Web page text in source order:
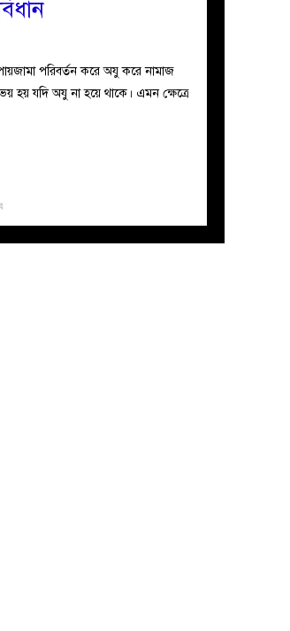
পরিবর্তন করে অযু করে নামাজ
হয় যদি অযু না হয়ে থাকে। এমন ক্ষেত্রে